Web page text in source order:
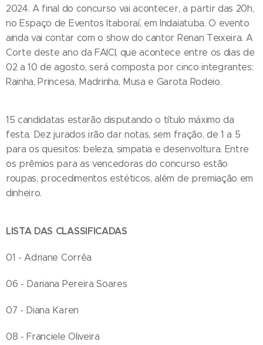
2024. A final do concurso vai acontecer, a partir das 20h,
no Espaço de Eventos Itaboraí, em Indaiatuba. O evento
ainda vai contar com o show do cantor Renan Teixeira. A
Corte deste ano da FAICI, que acontece entre os dias de
02 a 10 de agosto, será composta por cinco integrantes:
Rainha, Princesa, Madrinha, Musa e Garota Rodeio.
15 candidatas estarão disputando o título máximo da
festa. Dez jurados irão dar notas, sem fração, de 1 a 5
para os quesitos: beleza, simpatia e desenvoltura. Entre
os prêmios para as vencedoras do concurso estão
roupas, procedimentos estéticos, além de premiação em
dinheiro.
LISTA DAS CLASSIFICADAS
01 - Adriane Corrêa
06 - Dariana Pereira Soares
07 - Diana Karen
08 - Franciele Oliveira